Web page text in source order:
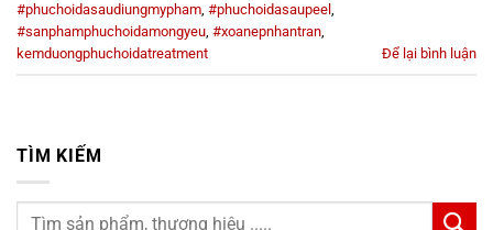
#phuchoidasaudiungmypham, #phuchoidasaupeel ,
#sanphamphuchoidamongyeu, #xoanepnhantran,
kemduongphuchoidatreatment
Để lại bình luận
TÌM KIẾM